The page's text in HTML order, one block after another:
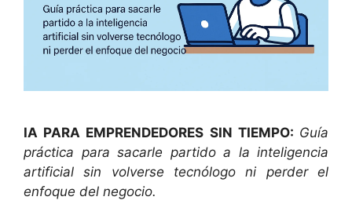
IA PARA EMPRENDEDORES SIN TIEMPO: Guía
práctica para sacarle partido a la inteligencia
artificial sin volverse tecnólogo ni perder el
enfoque del negocio.